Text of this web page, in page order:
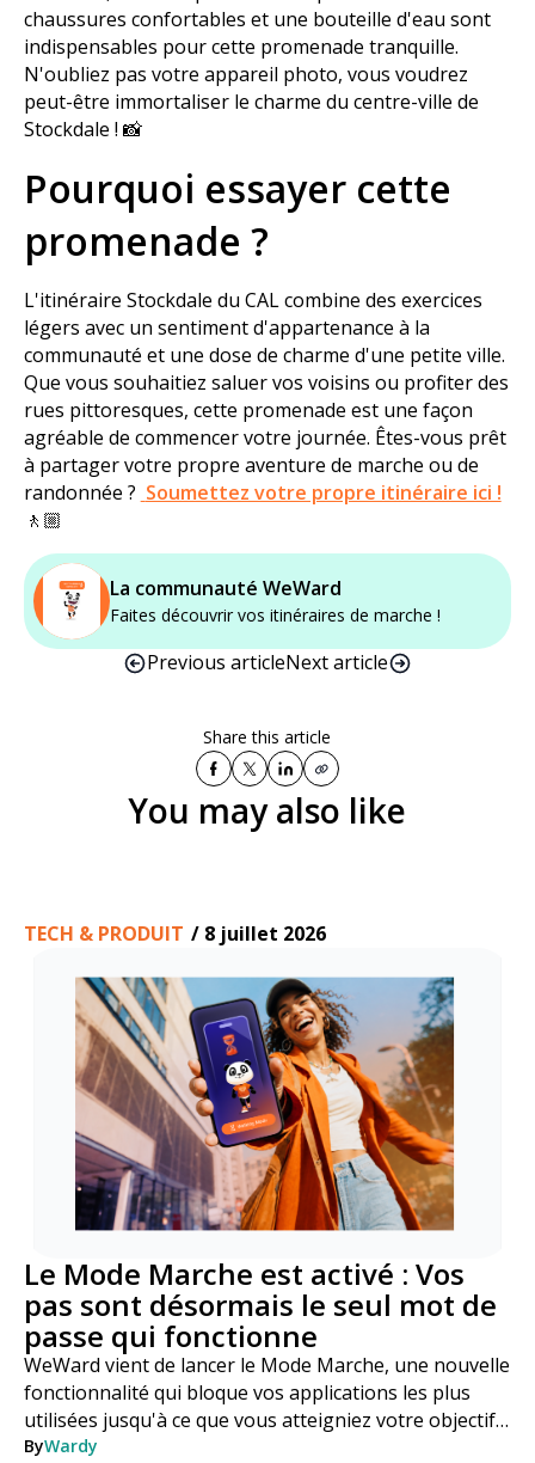
chaussures confortables et une bouteille d'eau sont
indispensables pour cette promenade tranquille.
N'oubliez pas votre appareil photo, vous voudrez
peut-être immortaliser le charme du centre-ville de
Stockdale ! 📸
Pourquoi essayer cette
promenade ?
L'itinéraire Stockdale du CAL combine des exercices
légers avec un sentiment d'appartenance à la
communauté et une dose de charme d'une petite ville.
Que vous souhaitiez saluer vos voisins ou profiter des
rues pittoresques, cette promenade est une façon
agréable de commencer votre journée. Êtes-vous prêt
à partager votre propre aventure de marche ou de
randonnée ? Soumettez votre propre itinéraire ici !
🚶🏼
La communauté WeWard
Faites découvrir vos itinéraires de marche !
Previous articleNext article
Share this article
You may also like
TECH & PRODUIT / 8 juillet 2026
Le Mode Marche est activé : Vos
pas sont désormais le seul mot de
passe qui fonctionne
WeWard vient de lancer le Mode Marche, une nouvelle
fonctionnalité qui bloque vos applications les plus
utilisées jusqu'à ce que vous atteigniez votre objectif
de pas. Voici comment cela fonctionne, étape par
ByWardy